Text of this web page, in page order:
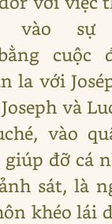
vào
cuộc
la với
và
vào
đỡ cá
sát, là
khéo lái